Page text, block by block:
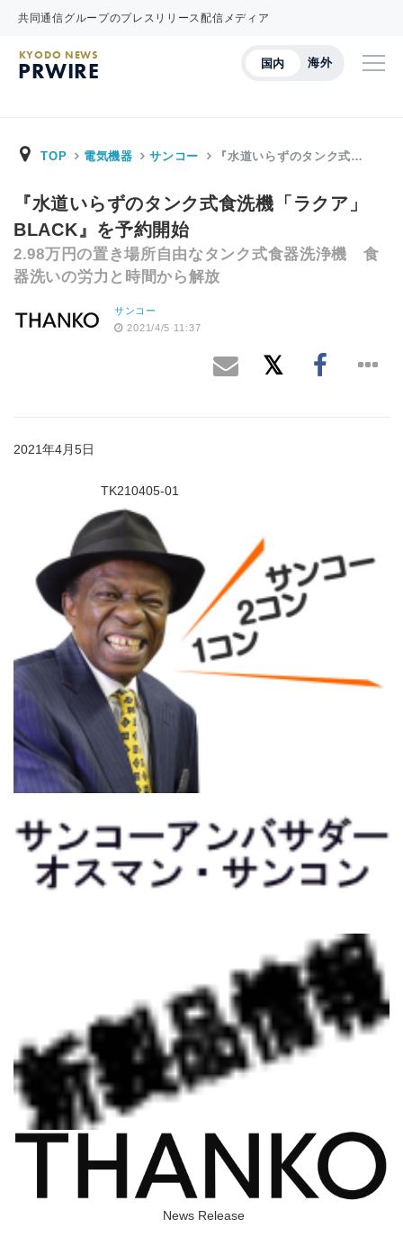
共同通信グループのプレスリリース配信メディア
国内 海外
KYODO NEWS
PRWIRE
TOP 電気機器 サンコー 『水道いらずのタンク式…
『水道いらずのタンク式食洗機「ラクア」
BLACK』を予約開始
2.98万円の置き場所自由なタンク式食器洗浄機 食
器洗いの労力と時間から解放
サンコー
2021/4/5 11:37
2021年4月5日
TK210405-01
News Release